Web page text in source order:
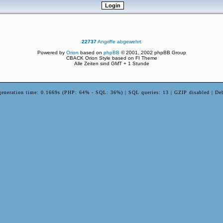
22737Angriffe abgewehrt
Powered by Orion based on phpBB © 2001, 2002 phpBB Group
CBACK Orion Style based on FI Theme
Alle Zeiten sind GMT + 1 Stunde
time: 0.1669s (PHP: 64% - SQL: 36%) | SQL queries: 13 | GZIP disabled |